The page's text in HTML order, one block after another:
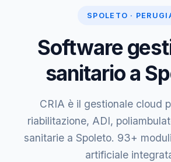
SPOLETO ·
Software
sanitario a
CRIA è il gestionale cloud
riabilitazione, ADI,
sanitarie a Spoleto. 93+
artificiale